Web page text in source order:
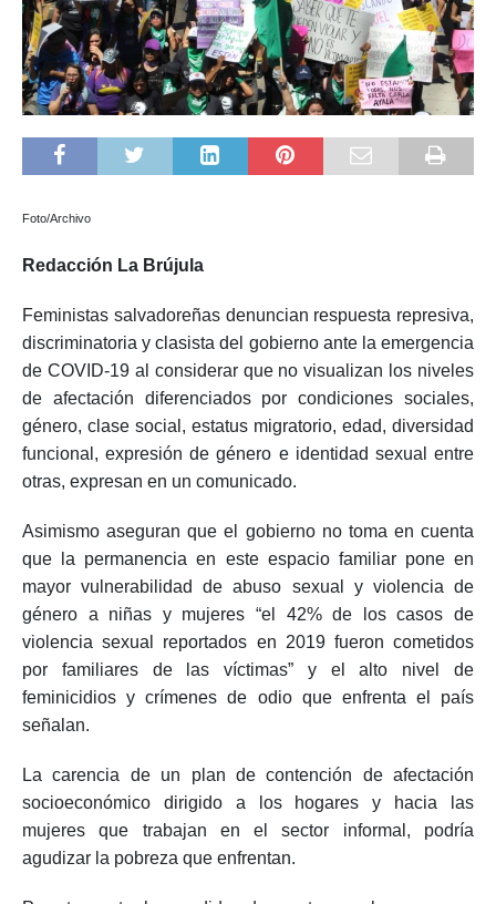
Foto/Archivo
Redacción La Brújula
Feministas salvadoreñas denuncian respuesta represiva,
discriminatoria y clasista del gobierno ante la emergencia
de COVID-19 al considerar que no visualizan los niveles
de afectación diferenciados por condiciones sociales,
género, clase social, estatus migratorio, edad, diversidad
funcional, expresión de género e identidad sexual entre
otras, expresan en un comunicado.
Asimismo aseguran que el gobierno no toma en cuenta
que la permanencia en este espacio familiar pone en
mayor vulnerabilidad de abuso sexual y violencia de
género a niñas y mujeres “el 42% de los casos de
violencia sexual reportados en 2019 fueron cometidos
por familiares de las víctimas” y el alto nivel de
feminicidios y crímenes de odio que enfrenta el país
señalan.
La carencia de un plan de contención de afectación
socioeconómico dirigido a los hogares y hacia las
mujeres que trabajan en el sector informal, podría
agudizar la pobreza que enfrentan.